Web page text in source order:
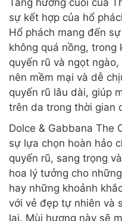
Tầng hương cuối của
sự kết hợp của hổ
Hổ phách mang đến
không quá nồng, trong
quyến rũ và ngọt
nên mềm mại và dễ
quyến rũ lâu dài, giúp
trên da trong thời gian
Dolce & Gabbana The
sự lựa chọn hoàn hảo
quyến rũ, sang trọng
hoa lý tưởng cho
hay những khoảnh
với vẻ đẹp tự nhiên và
lại. Mùi hương này sẽ